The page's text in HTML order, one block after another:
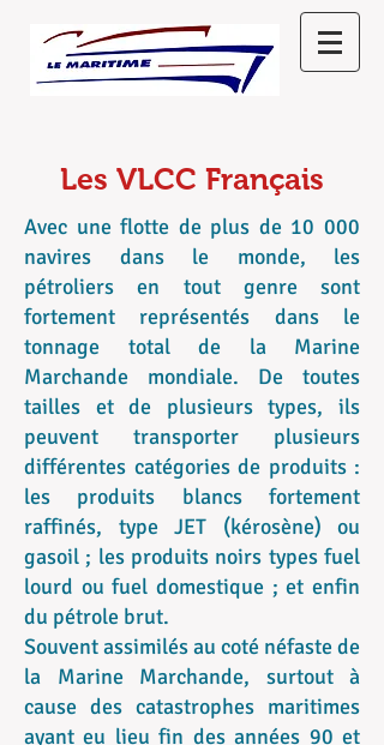
Les VLCC Français
Avec une flotte de plus de 10 000
navires dans le monde, les
pétroliers en tout genre sont
fortement représentés dans le
tonnage total de la Marine
Marchande mondiale. De toutes
tailles et de plusieurs types, ils
peuvent transporter plusieurs
différentes catégories de produits :
les produits blancs fortement
raffinés, type JET (kérosène) ou
gasoil ; les produits noirs types fuel
lourd ou fuel domestique ; et enfin
du pétrole brut.
Souvent assimilés au coté néfaste de
la Marine Marchande, surtout à
cause des catastrophes maritimes
ayant eu lieu fin des années 90 et